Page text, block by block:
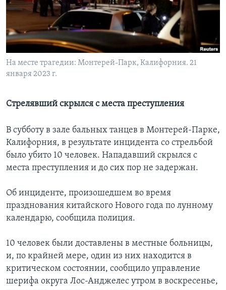
Learning English
СОЦИАЛЬНЫЕ СЕТИ
На месте трагедии: Монтерей-Парк, Калифорния. 21
января 2023 г.
Стрелявший скрылся с места преступления
В субботу в зале бальных танцев в Монтерей-Парке,
Калифорния, в результате инцидента со стрельбой
было убито 10 человек. Нападавший скрылся с
места преступления и до сих пор не задержан.
Об инциденте, произошедшем во время
празднования китайского Нового года по лунному
календарю, сообщила полиция.
10 человек были доставлены в местные больницы,
и, по крайней мере, один из них находится в
критическом состоянии, сообщило управление
шерифа округа Лос-Анджелес утром в воскресенье,